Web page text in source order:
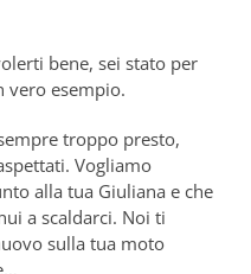
bene, sei stato per
vero esempio.
troppo presto,
Vogliamo
alla tua Giuliana e che
a scaldarci. Noi ti
sulla tua moto